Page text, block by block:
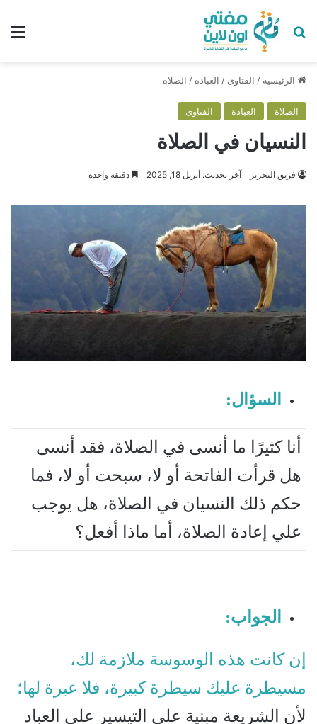
بحث عن
الرئيسية / الفتاوى / العبادة / الصلاة
الصلاة العبادة الفتاوى
النسيان في الصلاة
فريق التحرير آخر تحديث: أبريل 18, 2025 دقيقة واحدة
السؤال:
أنا كثيرًا ما أنسى في الصلاة، فقد أنسى
هل قرأت الفاتحة أو لا، سبحت أو لا، فما
حكم ذلك النسيان في الصلاة، هل يوجب
علي إعادة الصلاة، أما ماذا أفعل؟
الجواب:
إن كانت هذه الوسوسة ملازمة لك،
مسيطرة عليك سيطرة كبيرة، فلا عبرة لها؛
لأن الشريعة مبنية على التيسير على العباد